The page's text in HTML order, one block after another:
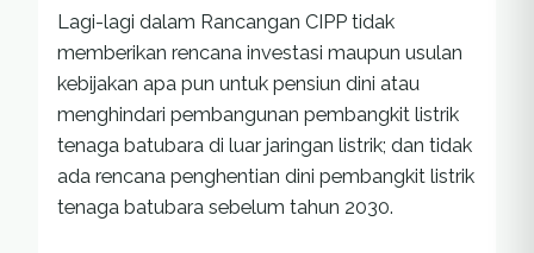
Lagi-lagi dalam Rancangan CIPP tidak
memberikan rencana investasi maupun usulan
kebijakan apa pun untuk pensiun dini atau
menghindari pembangunan pembangkit listrik
tenaga batubara di luar jaringan listrik; dan tidak
ada rencana penghentian dini pembangkit listrik
tenaga batubara sebelum tahun 2030.